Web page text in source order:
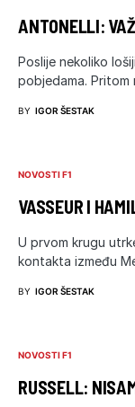
ANTONELLI:
Poslije nekoliko
pobjedama. Pritom
BY IGOR ŠESTAK
NOVOSTI F1
VASSEUR I
U prvom krugu
kontakta između
BY IGOR ŠESTAK
NOVOSTI F1
RUSSELL: